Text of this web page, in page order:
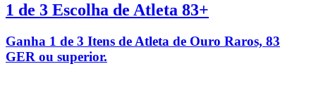
1 de 3 Escolha de Atleta 83+
Ganha 1 de 3 Itens de Atleta de Ouro Raros, 83
GER ou superior.